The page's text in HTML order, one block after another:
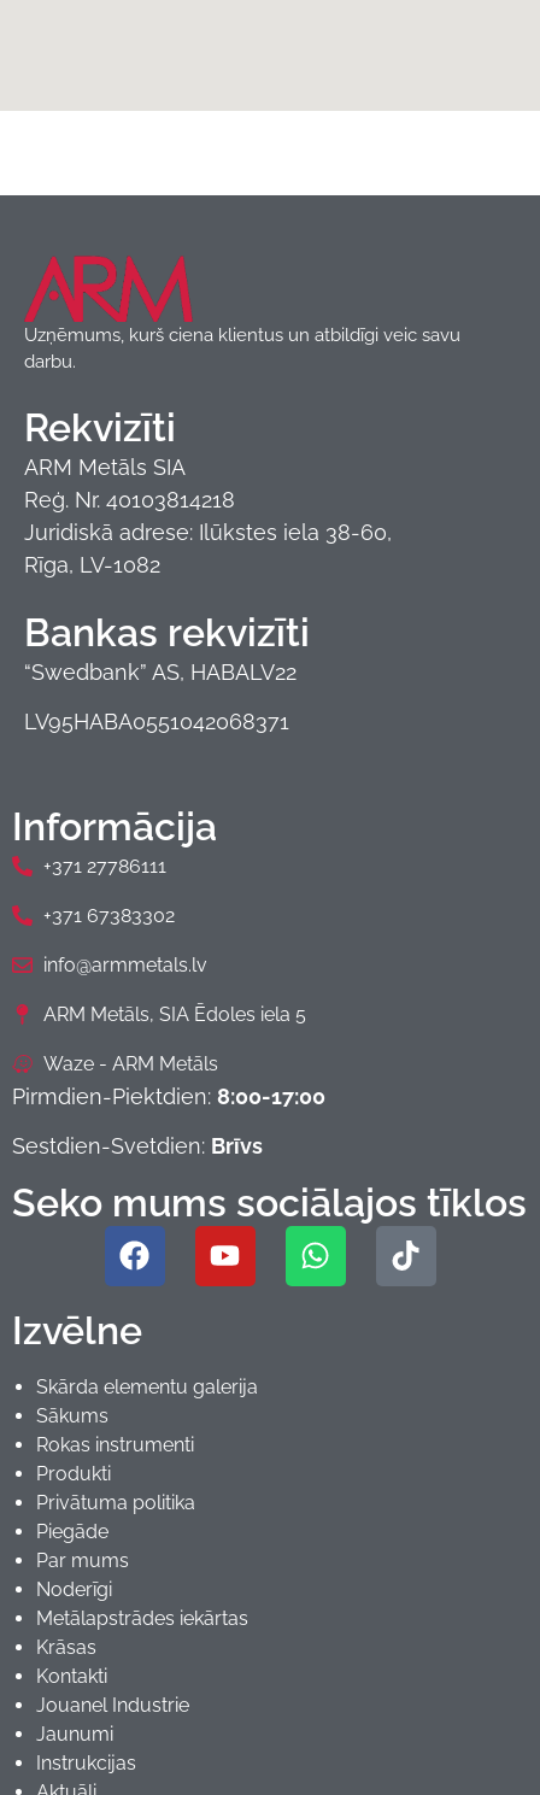
Uzņēmums, kurš ciena klientus un atbildīgi veic savu
darbu.
Rekvizīti
ARM Metāls SIA
Reģ. Nr. 40103814218
Juridiskā adrese: Ilūkstes iela 38-60,
Rīga, LV-1082
Bankas rekvizīti
“Swedbank” AS, HABALV22
LV95HABA0551042068371
Informācija
+371 27786111
+371 67383302
info@armmetals.lv
ARM Metāls, SIA Ēdoles iela 5
Waze - ARM Metāls
Pirmdien-Piektdien: 8:00-17:00
Sestdien-Svetdien: Brīvs
Seko mums sociālajos tīklos
Izvēlne
Skārda elementu galerija
Sākums
Rokas instrumenti
Produkti
Privātuma politika
Piegāde
Par mums
Noderīgi
Metālapstrādes iekārtas
Krāsas
Kontakti
Jouanel Industrie
Jaunumi
Instrukcijas